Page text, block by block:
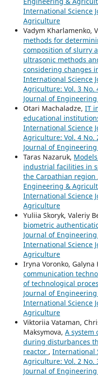
International Science
Agriculture
Vadym Kharlamenko,
methods for
composition of slurry
ultrasonic methods
considering changes
International Science
Agriculture: Vol. 3 No.
Journal of
Otari Machaladze, IT
educational
International Science
Agriculture: Vol. 4 No.
Journal of
Taras Nazaruk,
industrial facilities in
the Carpathian region
Engineering &
International Science
Agriculture
Yuliia Skoryk, Valeriy
biometric
Journal of
International Science
Agriculture
Iryna Voronko, Galyna
communication
of technological
Journal of
International Science
Agriculture
Viktoriia Vataman,
Maksymova, A system
during disturbances
reactor , International
Agriculture: Vol. 2 No.
Journal of